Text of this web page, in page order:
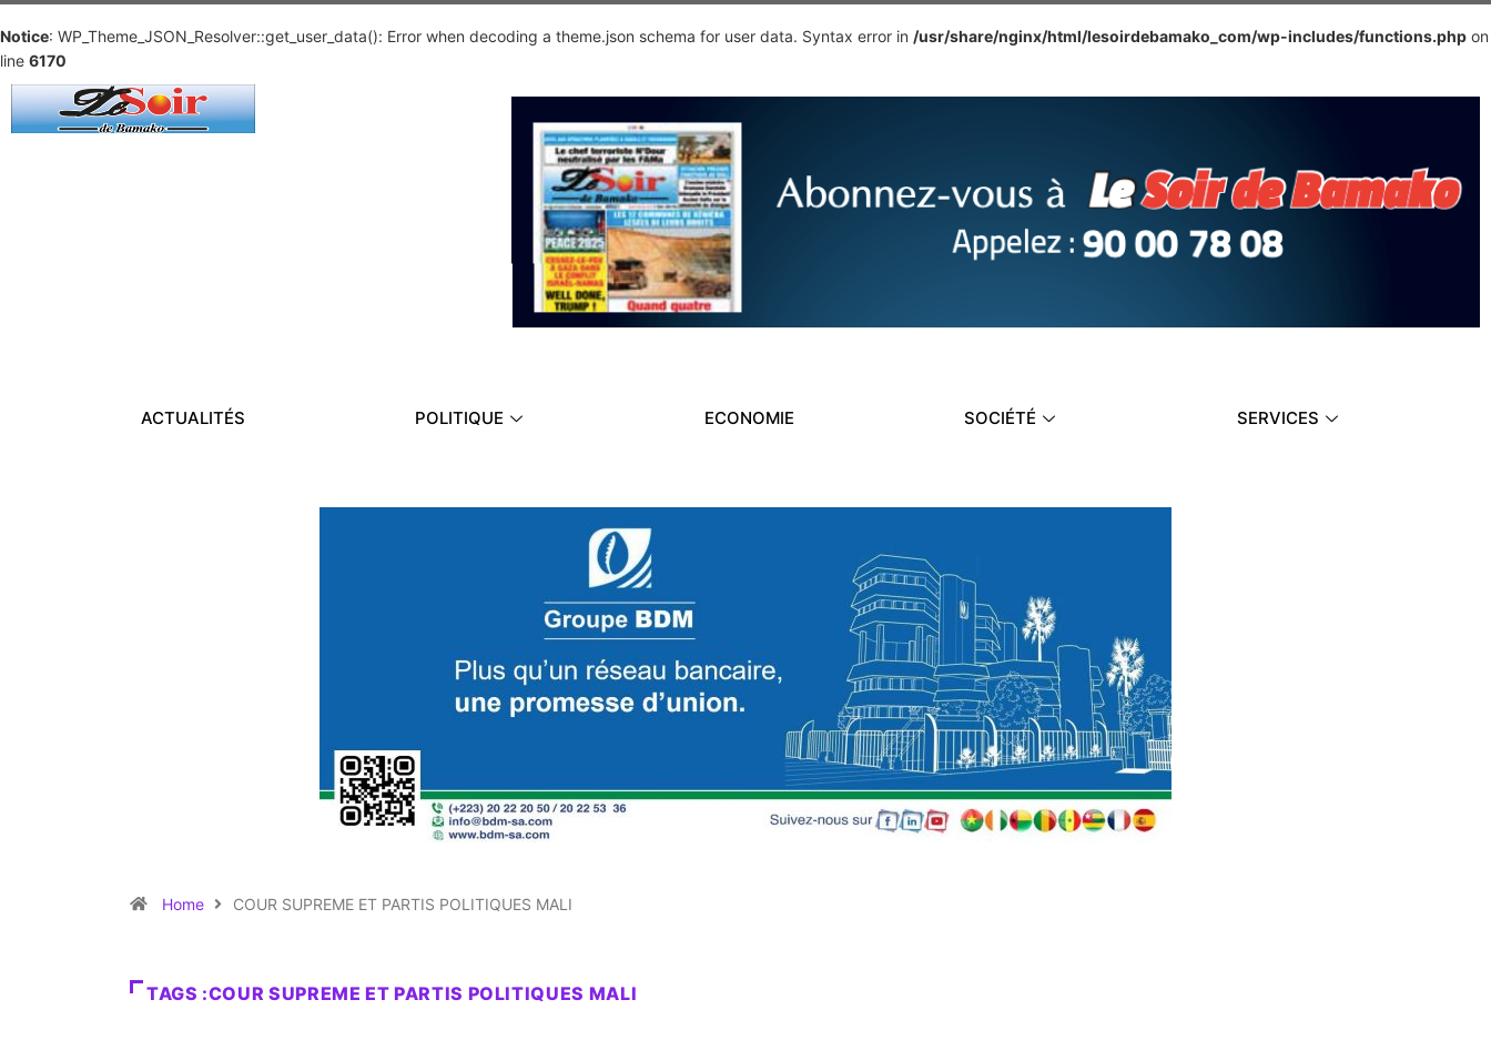
Notice: WP_Theme_JSON_Resolver::get_user_data(): Error when decoding a theme.json schema for user data. Syntax error in /usr/share/nginx/html/lesoirdebamako_com/wp-includes/functions.php on
line 6170
ACTUALITÉS POLITIQUE ECONOMIE SOCIÉTÉ SERVICES
Home COUR SUPREME ET PARTIS POLITIQUES MALI
TAGS :COUR SUPREME ET PARTIS POLITIQUES MALI